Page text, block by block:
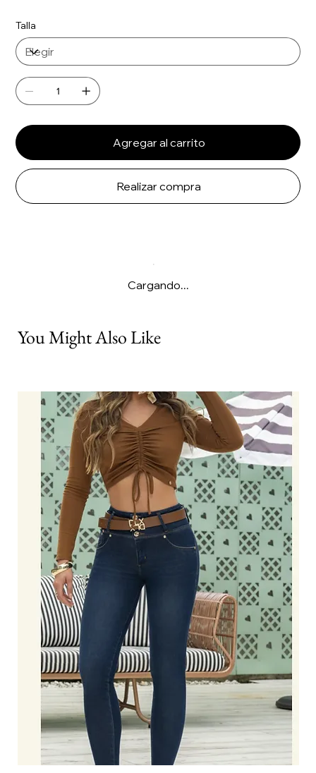
Talla
Agregar al carrito
Realizar compra
Cargando...
You Might Also Like